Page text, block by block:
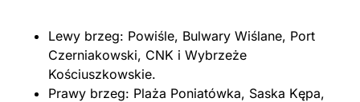
Lewy brzeg: Powiśle, Bulwary Wiślane, Port
Czerniakowski, CNK i Wybrzeże
Kościuszkowskie.
Prawy brzeg: Plaża Poniatówka, Saska Kępa,